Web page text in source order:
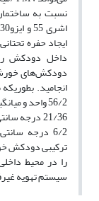
نسبت به
ایجاد حفره
داخل دودکش
دودکش‌های
56/2 واحد و
6/2 درجه
ترکیبی دودکش
را در محیط
سیستم تهویه